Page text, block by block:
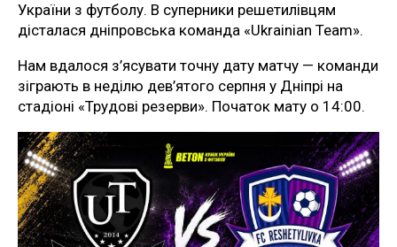
України з футболу. В суперники решетилівцям
дісталася дніпровська команда «Ukrainian Team».
Нам вдалося з’ясувати точну дату матчу — команди
зіграють в неділю дев’ятого серпня у Дніпрі на
стадіоні «Трудові резерви». Початок мату о 14:00.